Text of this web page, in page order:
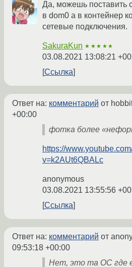
Да, можешь поставить
в dom0 а в контейнер
сетевые подключения.
SakuraKun ★★★★★
03.08.2021 13:08:21
Ссылка
Ответ на: комментарий от
+00:00
фотка более
https://
v=k2AUt6QBALc
anonymous
03.08.2021 13:55:56
Ссылка
Ответ на: комментарий от
09:53:18 +00:00
Нет, это та ОС где